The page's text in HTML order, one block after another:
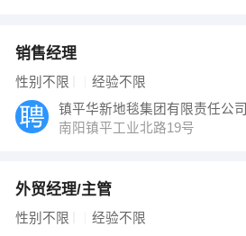
销售经理
性别不限 经验不限
镇平华新地毯集团有限责任公司
南阳镇平工业北路19号
外贸经理/主管
性别不限 经验不限